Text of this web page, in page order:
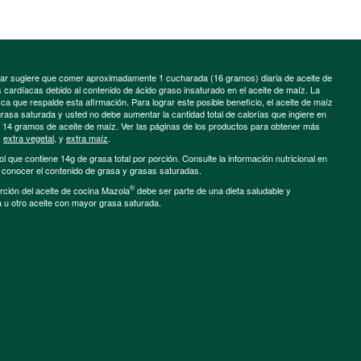
sugiere que comer aproximadamente 1 cucharada (16 gramos) diaria de aceite de
debido al contenido de ácido graso insaturado en el aceite de maíz. La
que respalde esta afirmación. Para lograr este posible beneficio, el aceite de maíz
saturada y usted no debe aumentar la cantidad total de calorías que ingiere en
gramos de aceite de maíz. Ver las páginas de los productos para obtener más
extra vegetal, y extra maíz.
que contiene 14g de grasa total por porción. Consulte la información nutricional en
el contenido de grasa y grasas saturadas.
del aceite de cocina Mazola® debe ser parte de una dieta saludable y
otro aceite con mayor grasa saturada.